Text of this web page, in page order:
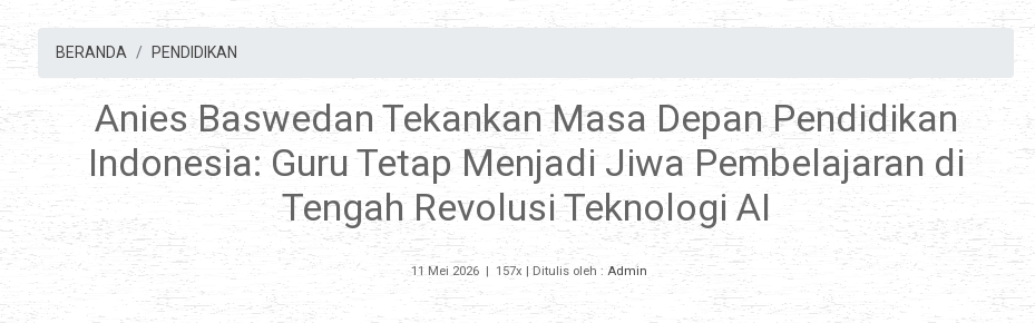
BERANDA PENDIDIKAN
Anies Baswedan Tekankan Masa Depan Pendidikan
Indonesia: Guru Tetap Menjadi Jiwa Pembelajaran di
Tengah Revolusi Teknologi AI
11 Mei 2026| 157x | Ditulis oleh : Admin